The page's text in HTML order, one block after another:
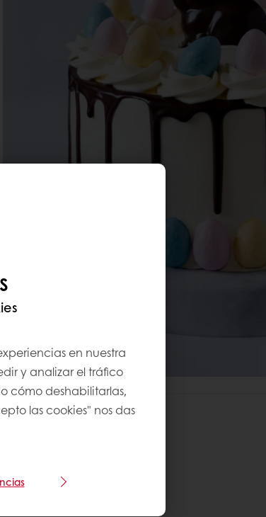
en nuestra
y analizar el tráfico
cómo deshabilitarlas,
las cookies" nos das